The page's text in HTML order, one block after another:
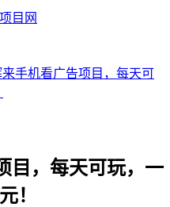
目网
手机看广告项目，每天可
目，每天可玩，一
！